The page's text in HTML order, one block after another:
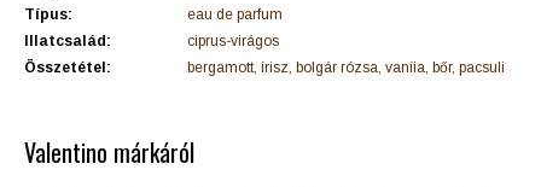
Típus:
eau de parfum
Illatcsalád:
ciprus-virágos
Összetétel:
bergamott, írisz, bolgár rózsa, vaníia, bőr, pacsuli
Valentino márkáról